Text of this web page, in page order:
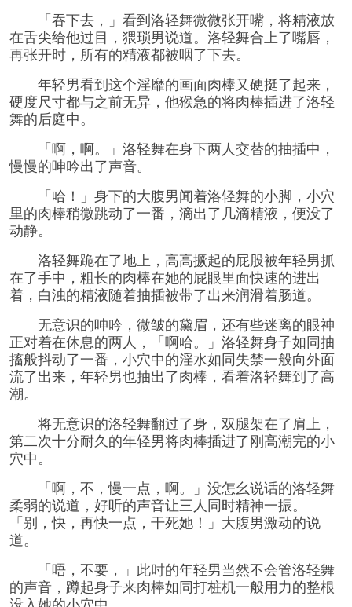
「吞下去，」看到洛轻舞微微张开嘴，将精液放
在舌尖给他过目，猥琐男说道。洛轻舞合上了嘴唇，
再张开时，所有的精液都被咽了下去。
年轻男看到这个淫靡的画面肉棒又硬挺了起来，
硬度尺寸都与之前无异，他猴急的将肉棒插进了洛轻
舞的后庭中。
「啊，啊。」洛轻舞在身下两人交替的抽插中，
慢慢的呻吟出了声音。
「哈！」身下的大腹男闻着洛轻舞的小脚，小穴
里的肉棒稍微跳动了一番，滴出了几滴精液，便没了
动静。
洛轻舞跪在了地上，高高撅起的屁股被年轻男抓
在了手中，粗长的肉棒在她的屁眼里面快速的进出
着，白浊的精液随着抽插被带了出来润滑着肠道。
无意识的呻吟，微皱的黛眉，还有些迷离的眼神
正对着在休息的两人，「啊哈。」洛轻舞身子如同抽
搐般抖动了一番，小穴中的淫水如同失禁一般向外面
流了出来，年轻男也抽出了肉棒，看着洛轻舞到了高
潮。
将无意识的洛轻舞翻过了身，双腿架在了肩上，
第二次十分耐久的年轻男将肉棒插进了刚高潮完的小
穴中。
「啊，不，慢一点，啊。」没怎幺说话的洛轻舞
柔弱的说道，好听的声音让三人同时精神一振。
「别，快，再快一点，干死她！」大腹男激动的说
道。
「唔，不要，」此时的年轻男当然不会管洛轻舞
的声音，蹲起身子来肉棒如同打桩机一般用力的整根